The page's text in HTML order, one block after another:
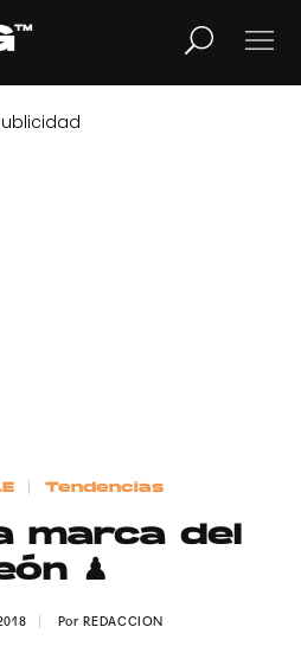
LIFESTYLE
Publicidad
Tendencias
marca del
♟
Por REDACCION